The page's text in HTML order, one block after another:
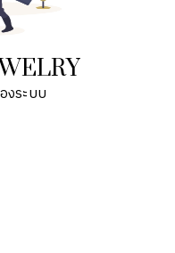
งระบบ